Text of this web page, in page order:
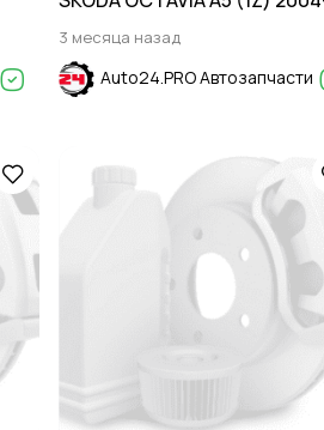
2013
3 месяца назад
Auto24.PRO Автозапчасти